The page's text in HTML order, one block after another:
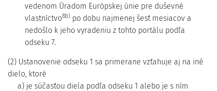
vedenom Úradom Európskej únie pre duševné
vlastníctvo8b) po dobu najmenej šesť mesiacov a
nedošlo k jeho vyradeniu z tohto portálu podľa
odseku 7.
(2) Ustanovenie odseku 1 sa primerane vzťahuje aj na iné
dielo, ktoré
a) je súčasťou diela podľa odseku 1 alebo je s ním